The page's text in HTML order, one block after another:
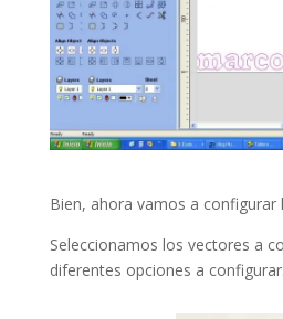
Bien, ahora vamos a configurar
Seleccionamos los vectores a
diferentes opciones a configurar.